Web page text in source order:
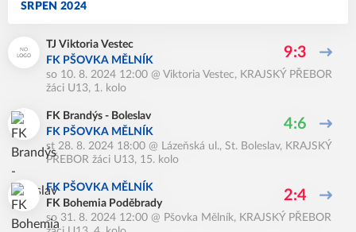
SRPEN 2024
TJ Viktoria Vestec
FK PŠOVKA MĚLNÍK
9:3
so 10. 8. 2024 12:00 @ Viktoria Vestec, KRAJSKÝ PŘEBOR
žáci U13, 1. kolo
FK Brandýs - Boleslav
FK PŠOVKA MĚLNÍK
4:6
st 28. 8. 2024 18:00 @ Lázeňská ul., St. Boleslav, KRAJSKÝ
PŘEBOR žáci U13, 15. kolo
FK PŠOVKA MĚLNÍK
FK Bohemia Poděbrady
2:4
so 31. 8. 2024 12:00 @ Pšovka Mělník, KRAJSKÝ PŘEBOR